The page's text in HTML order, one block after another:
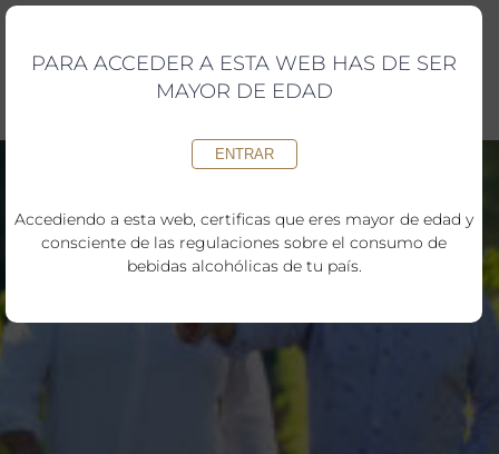
Saltar
contenido
PARA ACCEDER A ESTA WEB HAS DE SER
MAYOR DE EDAD
ENTRAR
Accediendo a esta web, certificas que eres mayor de edad y
consciente de las regulaciones sobre el consumo de
bebidas alcohólicas de tu país.